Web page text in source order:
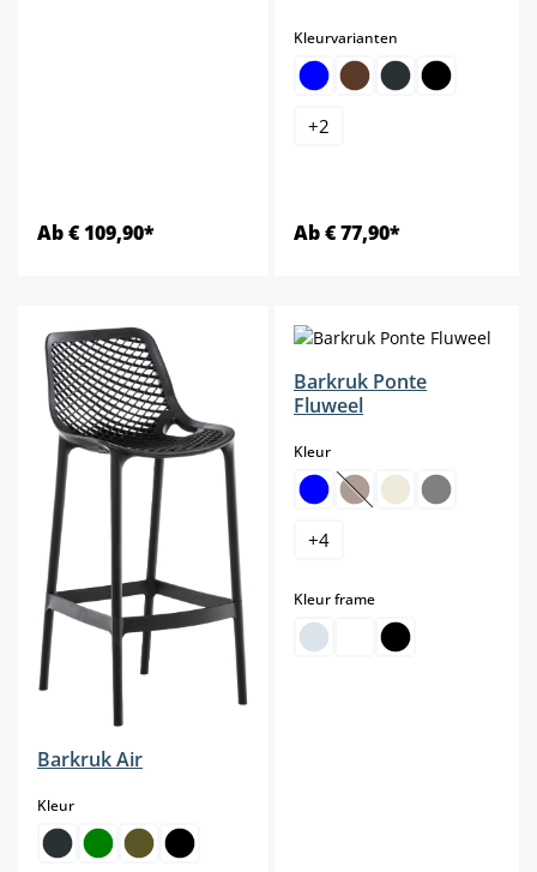
Ab € 109,90*
Kleurvarianten
+2
Ab € 77,90*
Barkruk Air
Kleurselect
Barkruk Ponte
Fluweel
Kleurselect
(Deze optie is
+4
Kleur frameselect